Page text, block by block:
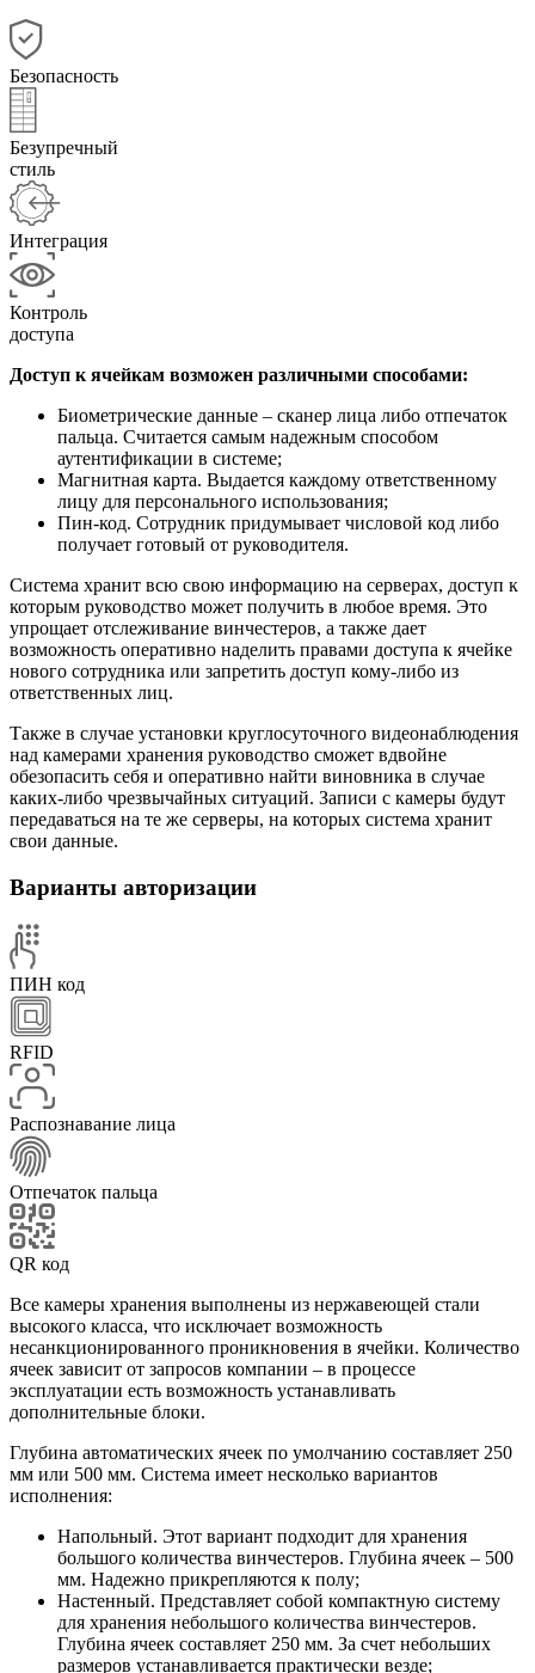
Безопасность
Безупречный
стиль
Интеграция
Контроль
доступа
Доступ к ячейкам возможен различными способами:
Биометрические данные – сканер лица либо отпечаток
пальца. Считается самым надежным способом
аутентификации в системе;
Магнитная карта. Выдается каждому ответственному
лицу для персонального использования;
Пин-код. Сотрудник придумывает числовой код либо
получает готовый от руководителя.
Система хранит всю свою информацию на серверах, доступ к
которым руководство может получить в любое время. Это
упрощает отслеживание винчестеров, а также дает
возможность оперативно наделить правами доступа к ячейке
нового сотрудника или запретить доступ кому-либо из
ответственных лиц.
Также в случае установки круглосуточного видеонаблюдения
над камерами хранения руководство сможет вдвойне
обезопасить себя и оперативно найти виновника в случае
каких-либо чрезвычайных ситуаций. Записи с камеры будут
передаваться на те же серверы, на которых система хранит
свои данные.
Варианты авторизации
ПИН код
RFID
Распознавание лица
Отпечаток пальца
QR код
Все камеры хранения выполнены из нержавеющей стали
высокого класса, что исключает возможность
несанкционированного проникновения в ячейки. Количество
ячеек зависит от запросов компании – в процессе
эксплуатации есть возможность устанавливать
дополнительные блоки.
Глубина автоматических ячеек по умолчанию составляет 250
мм или 500 мм. Система имеет несколько вариантов
исполнения:
Напольный. Этот вариант подходит для хранения
большого количества винчестеров. Глубина ячеек – 500
мм. Надежно прикрепляются к полу;
Настенный. Представляет собой компактную систему
для хранения небольшого количества винчестеров.
Глубина ячеек составляет 250 мм. За счет небольших
размеров устанавливается практически везде;